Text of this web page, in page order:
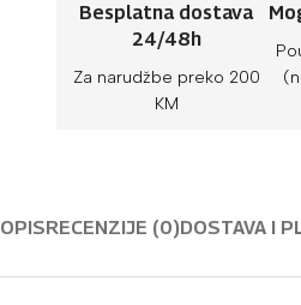
Besplatna dostava
24/48h
Za narudžbe preko 200
KM
OPISRECENZIJE (0)DOSTAVA I